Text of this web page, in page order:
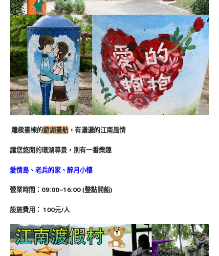
雕樑畫棟的遊湖畫舫 ，有濃濃的江南風情
讓您悠閒的環湖尋景，別有一番樂趣
愛情島、老兵的家、醉月小樓
營業時間：09:00~16:00 (整點開船)
設施費用： 100元/人